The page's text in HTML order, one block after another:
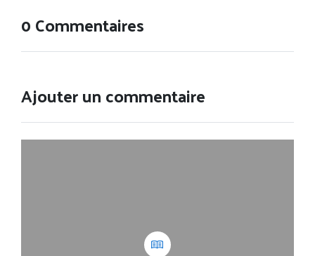
0 Commentaires
Ajouter un commentaire